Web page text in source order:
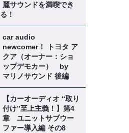
麗サウンドを満喫でき
る！
car audio
newcomer！ トヨタ ア
クア（オーナー：ショ
ップデモカー） by
マリノサウンド 後編
【カーオーディオ “取り
付け”至上主義！】第4
章 ユニットサブウー
ファー導入編 その8